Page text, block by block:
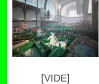
[VIDE]